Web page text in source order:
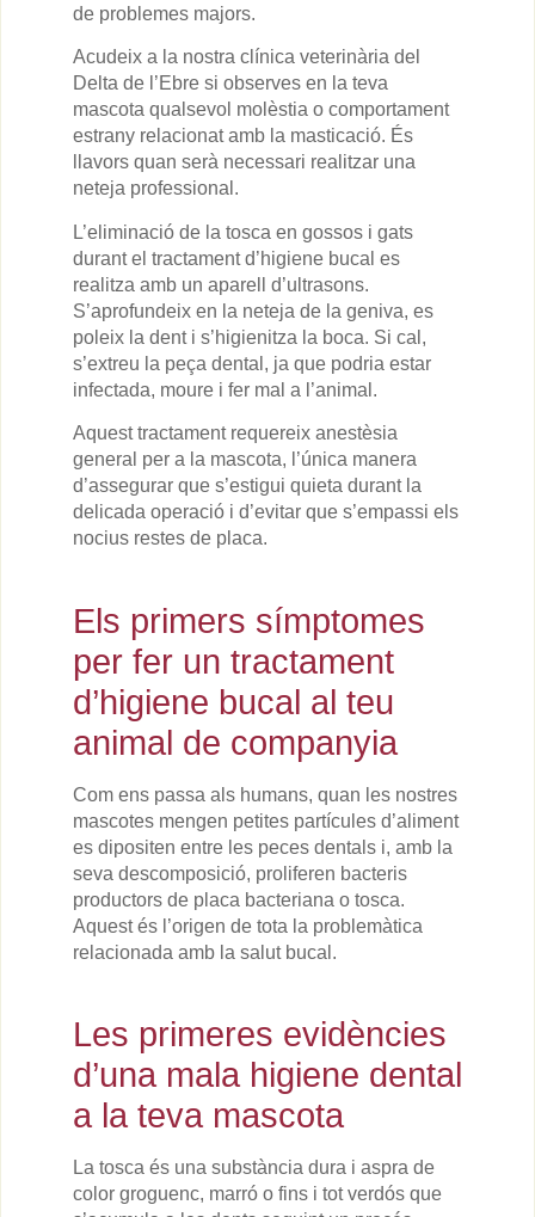
de problemes majors.
Acudeix a la nostra clínica veterinària del
Delta de l’Ebre si observes en la teva
mascota qualsevol molèstia o comportament
estrany relacionat amb la masticació. És
llavors quan serà necessari realitzar una
neteja professional.
L’eliminació de la tosca en gossos i gats
durant el tractament d’higiene bucal es
realitza amb un aparell d’ultrasons.
S’aprofundeix en la neteja de la geniva, es
poleix la dent i s’higienitza la boca. Si cal,
s’extreu la peça dental, ja que podria estar
infectada, moure i fer mal a l’animal.
Aquest tractament requereix anestèsia
general per a la mascota, l’única manera
d’assegurar que s’estigui quieta durant la
delicada operació i d’evitar que s’empassi els
nocius restes de placa.
Els primers símptomes
per fer un tractament
d’higiene bucal al teu
animal de companyia
Com ens passa als humans, quan les nostres
mascotes mengen petites partícules d’aliment
es dipositen entre les peces dentals i, amb la
seva descomposició, proliferen bacteris
productors de placa bacteriana o tosca.
Aquest és l’origen de tota la problemàtica
relacionada amb la salut bucal.
Les primeres evidències
d’una mala higiene dental
a la teva mascota
La tosca és una substància dura i aspra de
color groguenc, marró o fins i tot verdós que